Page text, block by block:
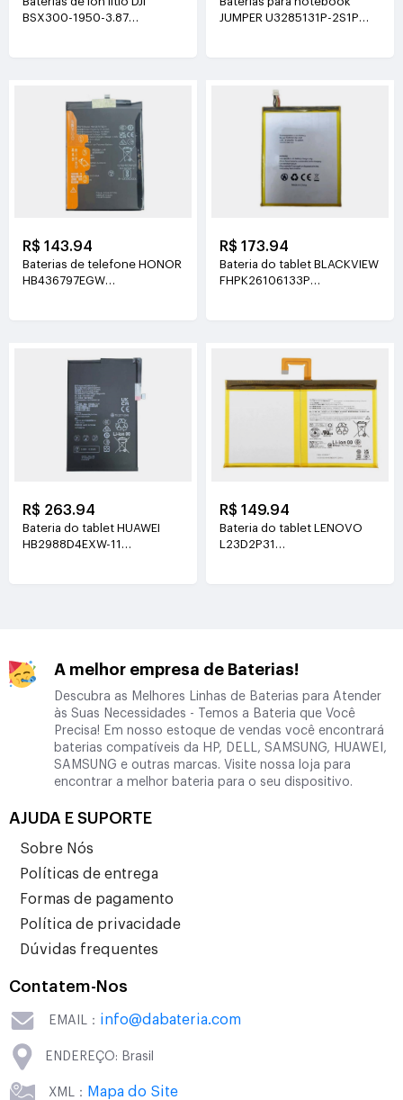
BSX300-1950-3.87
JUMPER U3285131P-2S1P
R$ 143.94
Baterias de telefone HONOR
HB436797EGW
R$ 173.94
Bateria do tablet BLACKVIEW
FHPK26106133P
R$ 263.94
Bateria do tablet HUAWEI
HB2988D4EXW-11
R$ 149.94
Bateria do tablet LENOVO
L23D2P31
A melhor empresa de Baterias!
Descubra as Melhores Linhas de Baterias para Atender
às Suas Necessidades - Temos a Bateria que Você
Precisa! Em nosso estoque de vendas você encontrará
baterias compatíveis da HP, DELL, SAMSUNG, HUAWEI,
SAMSUNG e outras marcas. Visite nossa loja para
encontrar a melhor bateria para o seu dispositivo.
AJUDA E SUPORTE
Sobre Nós
Políticas de entrega
Formas de pagamento
Política de privacidade
Dúvidas frequentes
Contatem-Nos
EMAIL： info@dabateria.com
ENDEREÇO: Brasil
XML： Mapa do Site